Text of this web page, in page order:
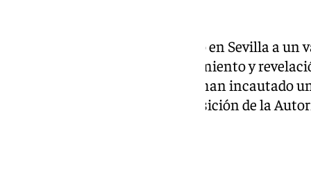
La Policía Nacional ha detenido en Sevilla a
total de 106 delitos de descubrimiento y
sexual. El detenido, al que se le han incautado
y una tablet, fue puesto a disposición de la